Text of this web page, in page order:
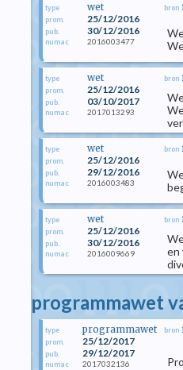
type wet
prom. 25/12/2016
pub. 30/12/2016
numac 2016003477
bron
type wet
prom. 25/12/2016
pub. 03/10/2017
numac 2017013293
bron
type wet
prom. 25/12/2016
pub. 29/12/2016
numac 2016003483
bron
type wet
prom. 25/12/2016
pub. 30/12/2016
numac 2016009669
bron
en
programmawet
type programmawet
prom. 25/12/2017
pub. 29/12/2017
numac 2017032136
bron